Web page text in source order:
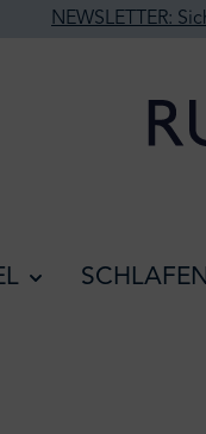
NEWSLETTER:
SCHLAFEN